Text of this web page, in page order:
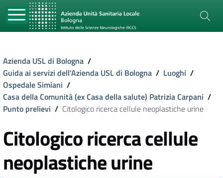
Azienda USL di Bologna /
Guida ai servizi dell'Azienda USL di Bologna / Luoghi /
Ospedale Simiani /
Casa della Comunità (ex Casa della salute) Patrizia Carpani /
Punto prelievi / Citologico ricerca cellule neoplastiche urine
Citologico ricerca cellule
neoplastiche urine